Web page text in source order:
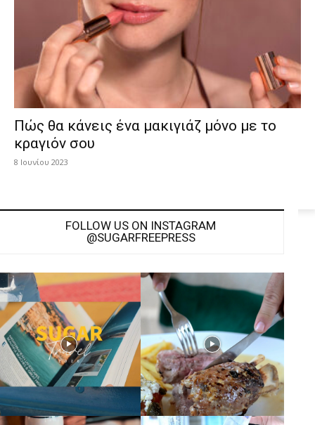
Πώς θα κάνεις ένα μακιγιάζ μόνο με το
κραγιόν σου
8 Ιουνίου 2023
FOLLOW US ON INSTAGRAM
@SUGARFREEPRESS